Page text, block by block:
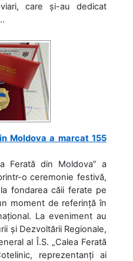
care și-au dedicat
Moldova a marcat 155
Ferată din Moldova” a
o ceremonie festivă,
fondarea căii ferate pe
moment de referință în
La eveniment au
și Dezvoltării Regionale,
al Î.S. „Calea Ferată
reprezentanți ai